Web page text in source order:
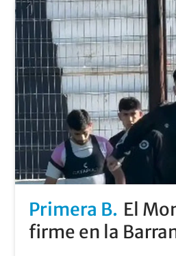
Primera B El
firme en la